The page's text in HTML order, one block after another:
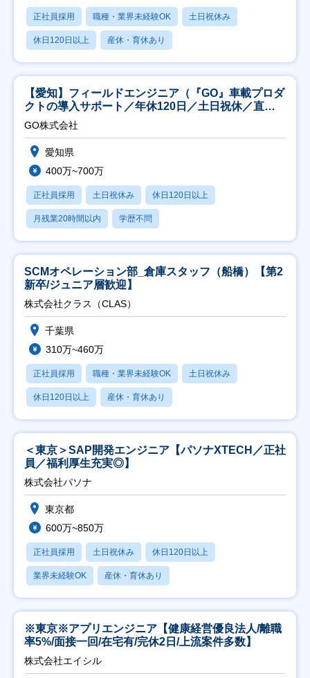
正社員採用 職種・業界未経験OK 土日祝休み
休日120日以上 産休・育休あり
【愛知】フィールドエンジニア（『GO』車載プロダ
クトの導入サポート／年休120日／土日祝休／直行
直帰
GO株式会社
愛知県
400万~700万
正社員採用 土日祝休み 休日120日以上
月残業20時間以内 学歴不問
SCMオペレーション部_倉庫スタッフ（船橋）【第2
新卒/ジュニア層歓迎】
株式会社クラス（CLAS）
千葉県
310万~460万
正社員採用 職種・業界未経験OK 土日祝休み
休日120日以上 産休・育休あり
＜東京＞SAP開発エンジニア【パソナXTECH／正社
員／福利厚生充実◎】
株式会社パソナ
東京都
600万~850万
正社員採用 土日祝休み 休日120日以上
業界未経験OK 産休・育休あり
※東京※アプリエンジニア【健康経営優良法人/離職
率5%/面接一回/在宅有/完休2日/上流案件多数】
株式会社エイシル